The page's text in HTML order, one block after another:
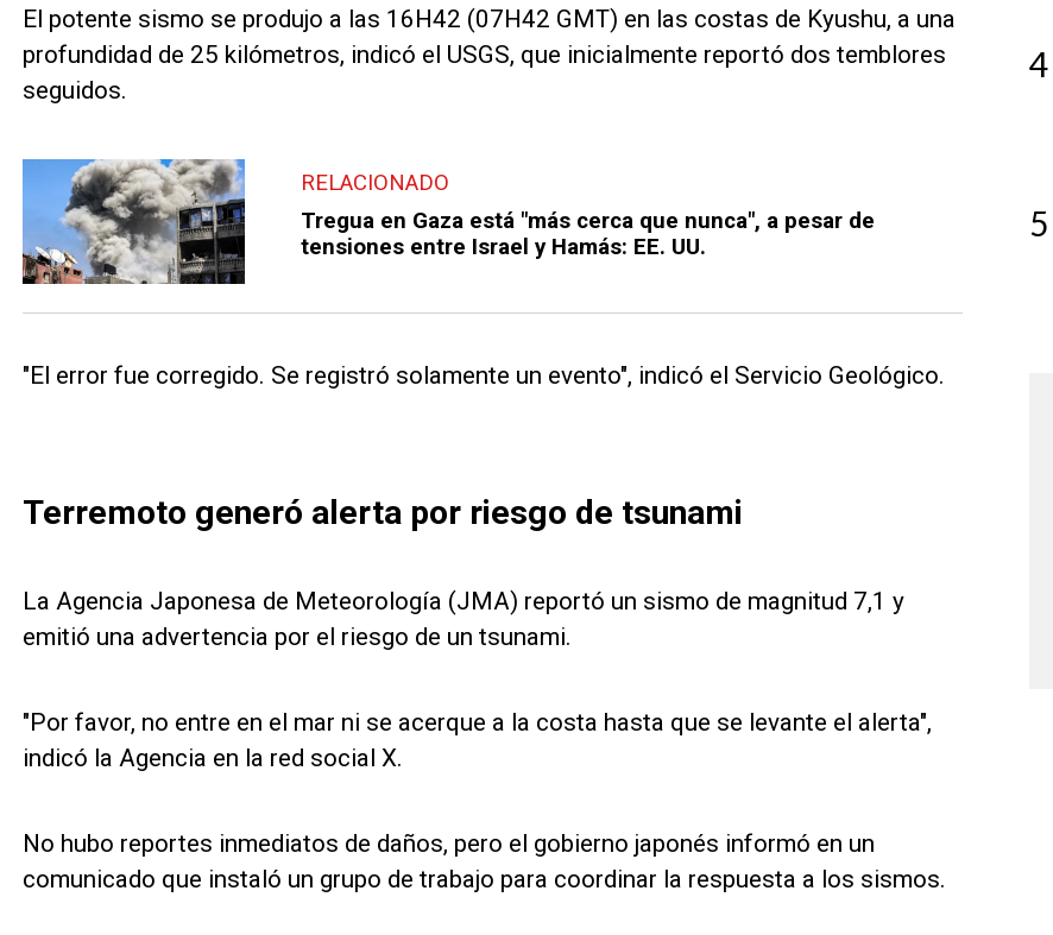
El potente sismo se produjo a las 16H42 (07H42 GMT) en las costas de Kyushu, a una
profundidad de 25 kilómetros, indicó el USGS, que inicialmente reportó dos temblores
seguidos.
RELACIONADO
Tregua en Gaza está "más cerca que nunca", a pesar de
tensiones entre Israel y Hamás: EE. UU.
"El error fue corregido. Se registró solamente un evento", indicó el Servicio Geológico.
Terremoto generó alerta por riesgo de tsunami
La Agencia Japonesa de Meteorología (JMA) reportó un sismo de magnitud 7,1 y
emitió una advertencia por el riesgo de un tsunami.
"Por favor, no entre en el mar ni se acerque a la costa hasta que se levante el alerta",
indicó la Agencia en la red social X.
No hubo reportes inmediatos de daños, pero el gobierno japonés informó en un
comunicado que instaló un grupo de trabajo para coordinar la respuesta a los sismos.
4
5